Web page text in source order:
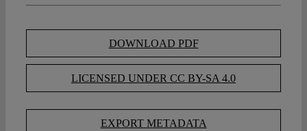
DOWNLOAD PDF
LICENSED UNDER CC BY-SA 4.0
EXPORT METADATA